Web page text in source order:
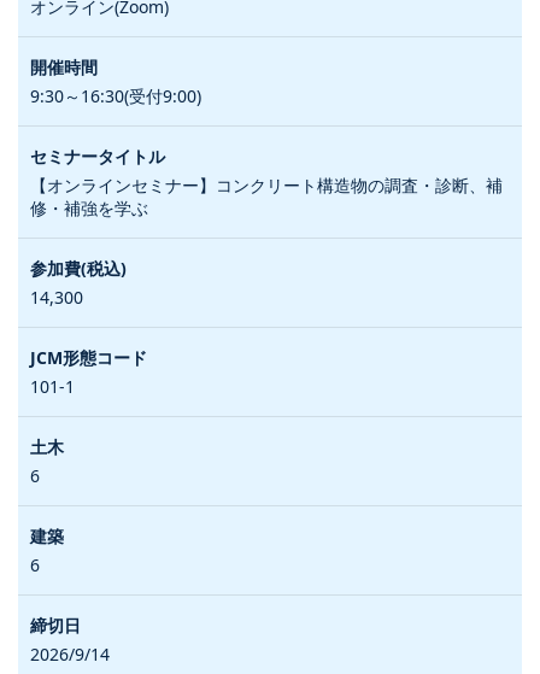
オンライン(Zoom)
9:30～16:30(受付9:00)
【オンラインセミナー】コンクリート構造物の調査・診断、補
修・補強を学ぶ
14,300
101-1
6
6
2026/9/14